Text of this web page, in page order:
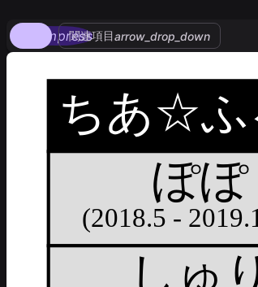
compress
関連項目arrow_drop_down